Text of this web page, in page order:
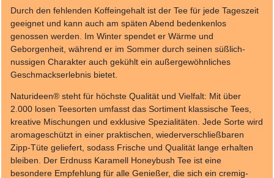
Durch den fehlenden Koffeingehalt ist der Tee für jede Tageszeit
geeignet und kann auch am späten Abend bedenkenlos
genossen werden. Im Winter spendet er Wärme und
Geborgenheit, während er im Sommer durch seinen süßlich-
nussigen Charakter auch gekühlt ein außergewöhnliches
Geschmackserlebnis bietet.
Naturideen® steht für höchste Qualität und Vielfalt: Mit über
2.000 losen Teesorten umfasst das Sortiment klassische Tees,
kreative Mischungen und exklusive Spezialitäten. Jede Sorte wird
aromageschützt in einer praktischen, wiederverschließbaren
Zipp-Tüte geliefert, sodass Frische und Qualität lange erhalten
bleiben. Der Erdnuss Karamell Honeybush Tee ist eine
besondere Empfehlung für alle Genießer, die sich ein cremig-